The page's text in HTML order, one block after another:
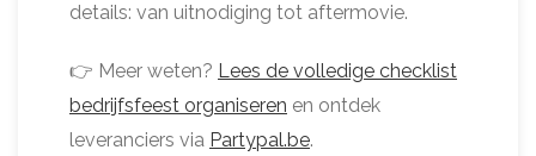
details: van uitnodiging tot aftermovie.
👉 Meer weten? Lees de volledige checklist
bedrijfsfeest organiseren en ontdek
leveranciers via Partypal.be.